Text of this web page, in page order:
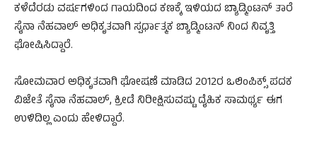
ಕಳೆದೆರಡು ವರ್ಷಗಳಿಂದ ಗಾಯದಿಂದ ಕಣಕ್ಕೆ ಇಳಿಯದ ಬ್ಯಾಡ್ಮಿಂಟನ್‌ ತಾರೆ
ಸೈನಾ ನೆಹವಾಲ್‌ ಅಧಿಕೃತವಾಗಿ ಸ್ಪರ್ಧಾತ್ಮಕ ಬ್ಯಾಡ್ಮಿಂಟನ್‌ ನಿಂದ ನಿವೃತ್ತಿ
ಘೋಷಿಸಿದ್ದಾರೆ.
ಸೋಮವಾರ ಅಧಿಕೃತವಾಗಿ ಘೋಷಣೆ ಮಾಡಿದ 2012ರ ಒಲಿಂಪಿಕ್ಸ್‌ ಪದಕ
ವಿಜೇತೆ ಸೈನಾ ನೆಹವಾಲ್‌, ಕ್ರೀಡೆ ನಿರೀಕ್ಷಿಸುವಷ್ಟು ದೈಹಿಕ ಸಾಮರ್ಥ್ಯ ಈಗ
ಉಳಿದಿಲ್ಲ ಎಂದು ಹೇಳಿದ್ದಾರೆ.